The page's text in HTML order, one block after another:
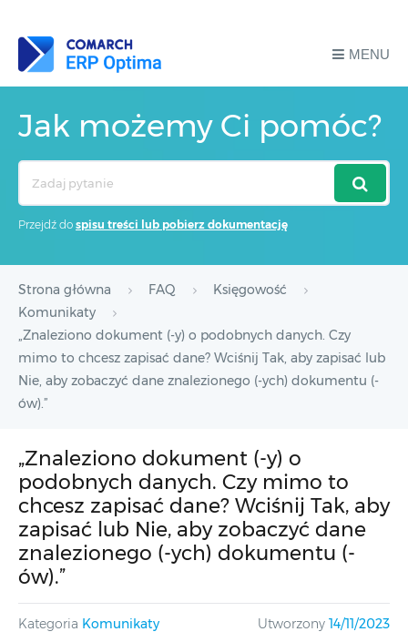
MENU
Jak możemy Ci pomóc?
Przejdź do spisu treści lub pobierz dokumentację
Strona główna FAQ
Księgowość
Komunikaty
„Znaleziono dokument (-y) o podobnych danych. Czy
mimo to chcesz zapisać dane? Wciśnij Tak, aby zapisać lub
Nie, aby zobaczyć dane znalezionego (-ych) dokumentu (-
ów).”
„Znaleziono dokument (-y) o
podobnych danych. Czy mimo to
chcesz zapisać dane? Wciśnij Tak, aby
zapisać lub Nie, aby zobaczyć dane
znalezionego (-ych) dokumentu (-
ów).”
Kategoria Komunikaty Utworzony 14/11/2023